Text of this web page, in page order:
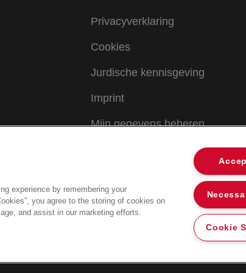
Privacyverklaring
Cookies
Jurdische kennisgeving
Imprint
Mijn gegevens beheren
experience by remembering your
you agree to the storing of cookies on
and assist in our marketing efforts.
Cookie